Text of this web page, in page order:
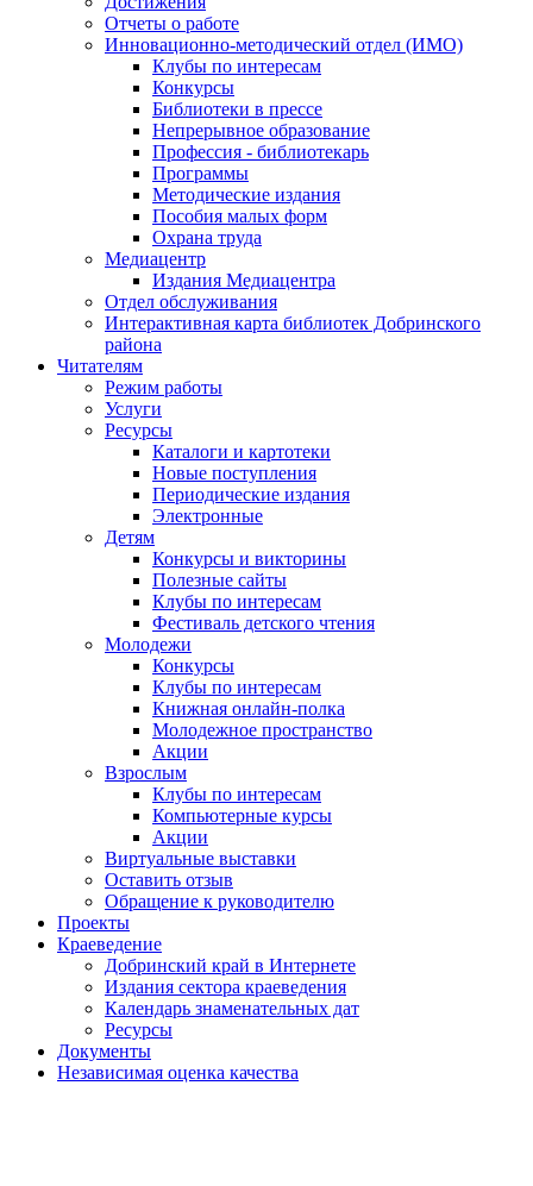
Отчеты о работе
Инновационно-методический отдел (ИМО)
Клубы по интересам
Конкурсы
Библиотеки в прессе
Непрерывное образование
Профессия - библиотекарь
Программы
Методические издания
Пособия малых форм
Охрана труда
Медиацентр
Издания Медиацентра
Отдел обслуживания
Интерактивная карта библиотек Добринского
района
Читателям
Режим работы
Услуги
Ресурсы
Каталоги и картотеки
Новые поступления
Периодические издания
Электронные
Детям
Конкурсы и викторины
Полезные сайты
Клубы по интересам
Фестиваль детского чтения
Молодежи
Конкурсы
Клубы по интересам
Книжная онлайн-полка
Молодежное пространство
Акции
Взрослым
Клубы по интересам
Компьютерные курсы
Акции
Виртуальные выставки
Оставить отзыв
Обращение к руководителю
Проекты
Краеведение
Добринский край в Интернете
Издания сектора краеведения
Календарь знаменательных дат
Ресурсы
Документы
Независимая оценка качества